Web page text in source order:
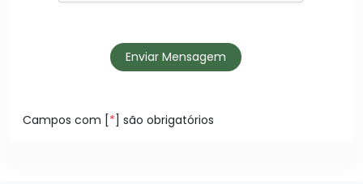
Enviar Mensagem
Campos com [*] são obrigatórios